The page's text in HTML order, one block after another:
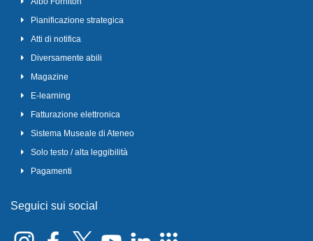
Pianificazione strategica
Atti di notifica
Diversamente abili
Magazine
E-learning
Fatturazione elettronica
Sistema Museale di Ateneo
Solo testo / alta leggibilità
Pagamenti
Seguici sui social